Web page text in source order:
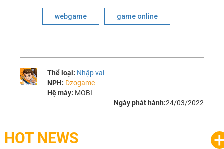
webgame game online
Thể loại: Nhập vai
NPH: Dzogame
Hệ máy: MOBI
Ngày phát hành:24/03/2022
HOT NEWS